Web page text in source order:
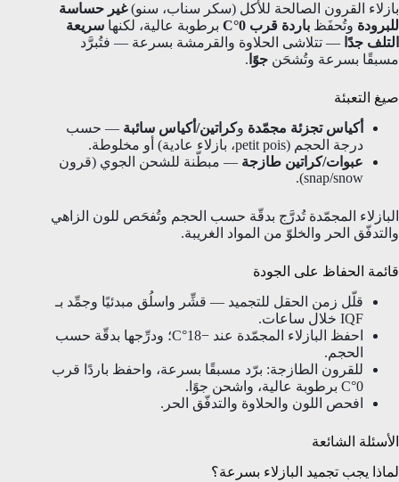
بازلاء القرون الصالحة للأكل (سكر سناب، سنو)غير حساسة
للبرودة وتُحفَظ باردة قرب 0°C برطوبة عالية، لكنها سريعة
التلف جدًا — تتلاشى الحلاوة والقرمشة بسرعة — فتُبرَّد
مسبقًا بسرعة وتُشحَن جوًا .
صيغ التعبئة
أكياس تجزئة مجمّدة وكراتين/أكياس سائبة — حسب
درجة الحجم (petit pois، بازلاء عادية) أو مخلوطة.
عبوات/كراتين طازجة — مبطّنة للشحن الجوي (قرون
snap/snow).
البازلاء المجمّدة تُدرَّج بدقّة حسب الحجم وتُفحَص للون الزاهي
والتدفّق الحر والخلوّ من المواد الغريبة.
قائمة الحفاظ على الجودة
قلّل زمن الحقل للتجميد — قشِّر واسلُق مبدئيًا وجمِّد بـ
IQF خلال ساعات.
احفظ البازلاء المجمّدة عند −18°C؛ ودرِّجها بدقّة حسب
الحجم.
للقرون الطازجة: برّد مسبقًا بسرعة، واحفظ باردًا قرب
0°C برطوبة عالية، واشحن جوًا.
افحص اللون والحلاوة والتدفّق الحر.
الأسئلة الشائعة
لماذا يجب تجميد البازلاء بسرعة؟